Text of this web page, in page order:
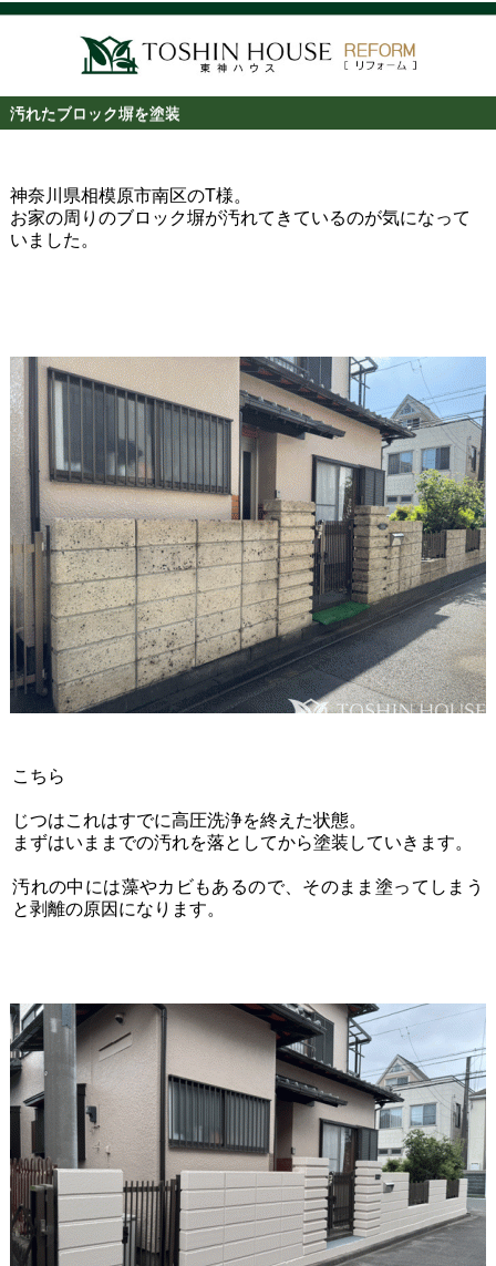
汚れたブロック塀を塗装
神奈川県相模原市南区のT様。
お家の周りのブロック塀が汚れてきているのが気になって
いました。
こちら
じつはこれはすでに高圧洗浄を終えた状態。
まずはいままでの汚れを落としてから塗装していきます。
汚れの中には藻やカビもあるので、そのまま塗ってしまう
と剥離の原因になります。